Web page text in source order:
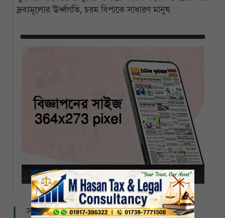
দ্রব্যমূল্যের ঊর্ধ্বগতি, চরম বিপাকে সাধারণ মানুষ
সম্পর্কিত খবর